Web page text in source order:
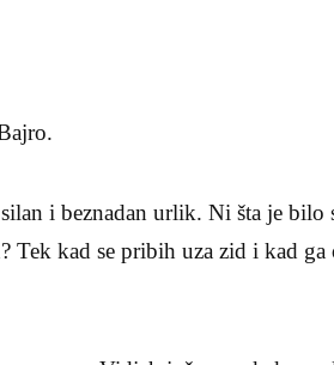
i beznadan urlik. Ni šta je
kad se pribih uza zid i kad ga